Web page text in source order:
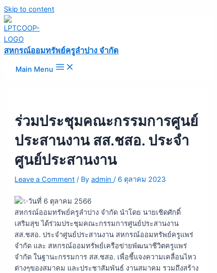
Skip to content
สหกรณ์ออมทรัพย์ครูลำปาง จำกัด
Main Menu
ร่วมประชุมคณะกรรมการศูนย์
ประสานงาน สส.ชสอ. ประจำ
ศูนย์ประสานงาน
Leave a Comment / Byadmin/ 6 ตุลาคม 2023
วันที่ 6 ตุลาคม 2566
สหกรณ์ออมทรัพย์ครูลำปาง จำกัด นำโดย นายเชิดศักดิ์
เสริมสุข ได้ร่วมประชุมคณะกรรมการศูนย์ประสานงาน
สส.ชสอ. ประจำศูนย์ประสานงาน สหกรณ์ออมทรัพย์ครูแพร่
จำกัด และ สหกรณ์ออมทรัพย์เครือข่ายพัฒนาชีวิตครูแพร่
จำกัด ในฐานะกรรมการ สส.ชสอ. เพื่อชี้แจงความเคลื่อนไหว
ต่างๆของสมาคม และประชาสัมพันธ์ งานสมาคม รวมถึงสร้าง